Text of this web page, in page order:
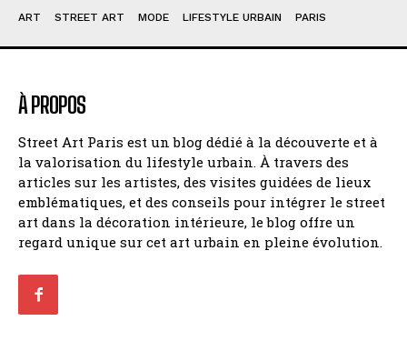
ART STREET ART MODE LIFESTYLE URBAIN PARIS
À PROPOS
Street Art Paris est un blog dédié à la découverte et à
la valorisation du lifestyle urbain. À travers des
articles sur les artistes, des visites guidées de lieux
emblématiques, et des conseils pour intégrer le street
art dans la décoration intérieure, le blog offre un
regard unique sur cet art urbain en pleine évolution.